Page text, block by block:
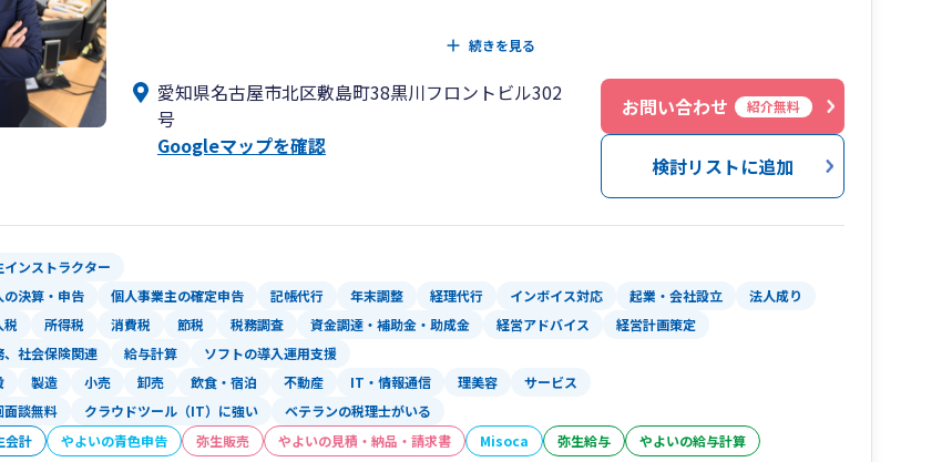
「遅い」を解消。「早さ」を実現します
②資料の不足はスマホで写真を撮って送るだけで簡単解決
③融資・給付金情報はチャットの一斉送信で素早くお知らせ
④ITを駆使して自動化を進め、会計帳簿をスピード作成
「不満」を解消。「満足」を実現します
②チャットで24時間いつでも質問送信。対応は遅くとも翌営業日
③毎月の資料のお願いも、税理士事務所で管理して定期的に連絡
④事務所内の業務を見える化管理。「忘れてました」を防ぎます
⑤税理士が複数人所属。違った視点からの解決策を検討
「無駄」を解消。「効率」を実現します
①ネットバンキングから取り出した口座データをそのまま活用
続きを見る
愛知県名古屋市北区敷島町38黒川フロントビル302
号
Googleマップを確認
お問い合わせ 紹介無料
検討リストに追加
インストラクター
の決算・申告 個人事業主の確定申告 記帳代行 年末調整 経理代行 インボイス対応 起業・会社設立
法人成り
税
所得税 消費税 節税 税務調査 資金調達・補助金・助成金 経営アドバイス
経営計画策定
、社会保険関連
給与計算 ソフトの導入運用支援
製造 小売 卸売 飲食・宿泊 不動産 IT・情報通信 理美容 サービス
面談無料 クラウドツール（IT）に強い ベテランの税理士がいる
会計 やよいの青色申告 弥生販売 やよいの見積・納品・請求書 Misoca 弥生給与 やよいの給与計算